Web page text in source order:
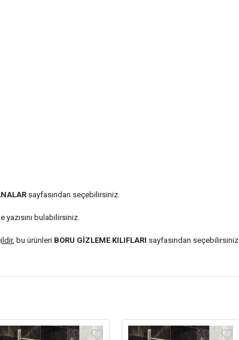
sayfasından seçebilirsiniz.
bulabilirsiniz.
, bu ürünleri BORU GİZLEME KILIFLARI sayfasından seçebilirsiniz.